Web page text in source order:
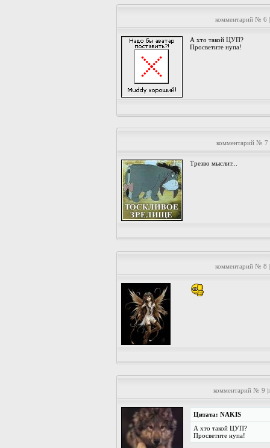
комментарий № 6
А хто такой ЦУП?
Просветите нупа!
комментарий № 7
Трезво мыслит...
комментарий № 8
комментарий № 9
Цитата: NAKIS
А хто такой ЦУП?
Просветите нупа!